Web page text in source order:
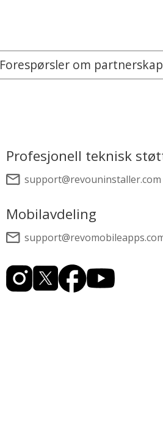
Forespørsler om partnerskap
Profesjonell teknisk
support@revouninstaller.com
Mobilavdeling